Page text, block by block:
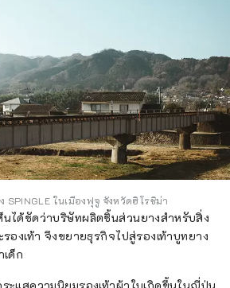
SPINGLE ในเมืองฟุจู จังหวัดฮิโรชิม่า
นได้ชัดว่าบริษัทผลิตชิ้นส่วนยางสำหรับสิ่ง
รองเท้า จึงขยายธุรกิจไปสู่รองเท้าบูทยาง
เด็ก